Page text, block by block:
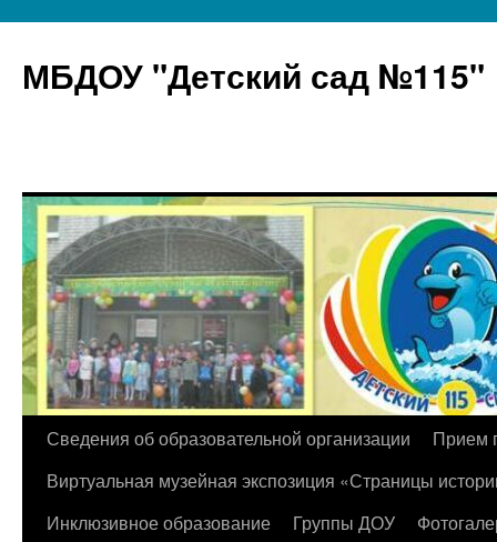
МБДОУ "Детский сад №115"
Перейти
содержимому
Сведения об образовательной организации
Прием
Виртуальная музейная экспозиция «Страницы
Инклюзивное образование
Группы ДОУ